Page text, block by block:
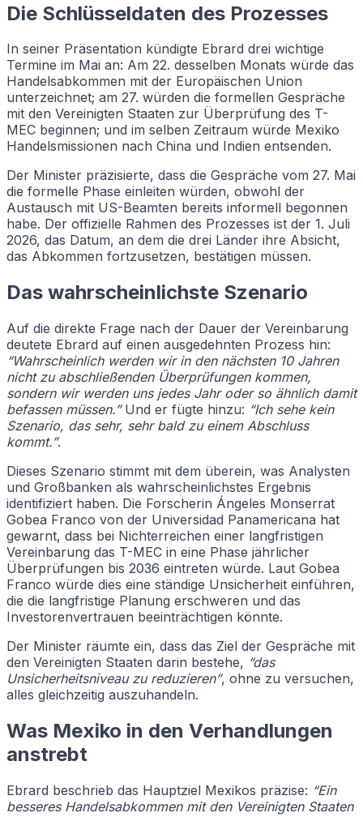
Die Schlüsseldaten des Prozesses
In seiner Präsentation kündigte Ebrard drei wichtige
Termine im Mai an: Am 22. desselben Monats würde das
Handelsabkommen mit der Europäischen Union
unterzeichnet; am 27. würden die formellen Gespräche
mit den Vereinigten Staaten zur Überprüfung des T-
MEC beginnen; und im selben Zeitraum würde Mexiko
Handelsmissionen nach China und Indien entsenden.
Der Minister präzisierte, dass die Gespräche vom 27. Mai
die formelle Phase einleiten würden, obwohl der
Austausch mit US-Beamten bereits informell begonnen
habe. Der offizielle Rahmen des Prozesses ist der 1. Juli
2026, das Datum, an dem die drei Länder ihre Absicht,
das Abkommen fortzusetzen, bestätigen müssen.
Das wahrscheinlichste Szenario
Auf die direkte Frage nach der Dauer der Vereinbarung
deutete Ebrard auf einen ausgedehnten Prozess hin:
“Wahrscheinlich werden wir in den nächsten 10 Jahren
nicht zu abschließenden Überprüfungen kommen,
sondern wir werden uns jedes Jahr oder so ähnlich damit
befassen müssen.”Und er fügte hinzu: “Ich sehe kein
Szenario, das sehr, sehr bald zu einem Abschluss
kommt.”.
Dieses Szenario stimmt mit dem überein, was Analysten
und Großbanken als wahrscheinlichstes Ergebnis
identifiziert haben. Die Forscherin Ángeles Monserrat
Gobea Franco von der Universidad Panamericana hat
gewarnt, dass bei Nichterreichen einer langfristigen
Vereinbarung das T-MEC in eine Phase jährlicher
Überprüfungen bis 2036 eintreten würde. Laut Gobea
Franco würde dies eine ständige Unsicherheit einführen,
die die langfristige Planung erschweren und das
Investorenvertrauen beeinträchtigen könnte.
Der Minister räumte ein, dass das Ziel der Gespräche mit
den Vereinigten Staaten darin bestehe, “das
Unsicherheitsniveau zu reduzieren”, ohne zu versuchen,
alles gleichzeitig auszuhandeln.
Was Mexiko in den Verhandlungen
anstrebt
Ebrard beschrieb das Hauptziel Mexikos präzise: “Ein
besseres Handelsabkommen mit den Vereinigten Staaten